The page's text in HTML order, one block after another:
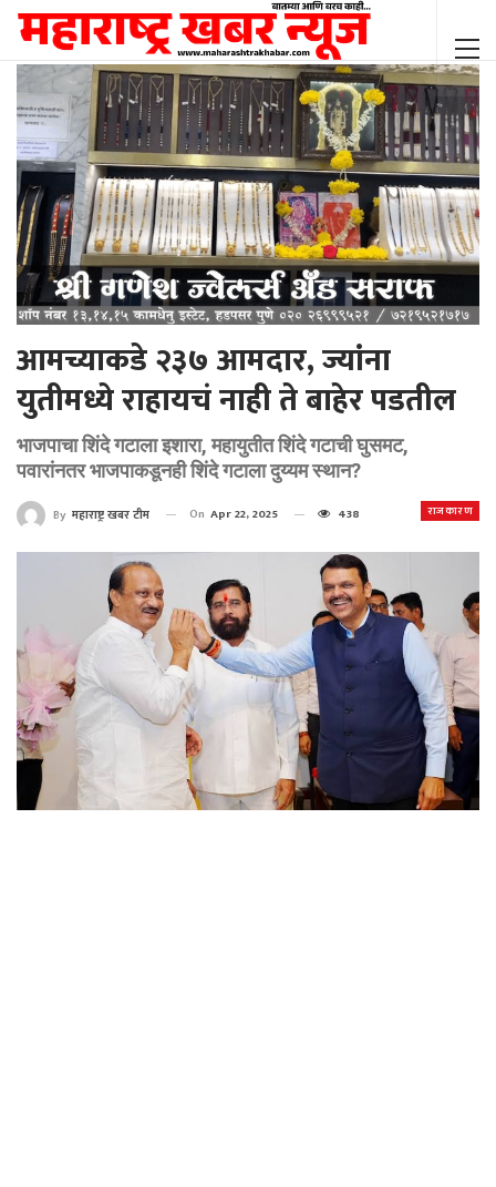
आमच्याकडे २३७ आमदार, ज्यांना
युतीमध्ये राहायचं नाही ते बाहेर पडतील
भाजपाचा शिंदे गटाला इशारा, महायुतीत शिंदे गटाची घुसमट,
पवारांनतर भाजपाकडूनही शिंदे गटाला दुय्यम स्थान?
राजकारण
By महाराष्ट्र खबर टीम On Apr 22, 2025 438